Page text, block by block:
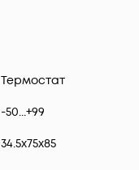
Термостат
-50...+99
34.5x75x85